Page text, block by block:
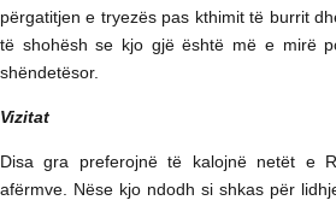
përgatitjen e tryezës pas kthimit të burrit
të shohësh se kjo gjë është më e mirë
shëndetësor.
Vizitat
Disa gra preferojnë të kalojnë netët e
afërmve. Nëse kjo ndodh si shkas për